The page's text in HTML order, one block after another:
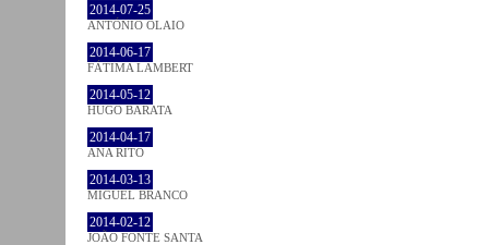
2014-07-25
ANTÓNIO OLAIO
2014-06-17
FÁTIMA LAMBERT
2014-05-12
HUGO BARATA
2014-04-17
ANA RITO
2014-03-13
MIGUEL BRANCO
2014-02-12
JOÃO FONTE SANTA